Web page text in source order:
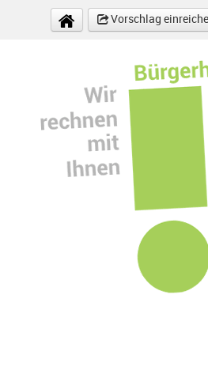
Direkt zum Inhalt
Vorschlag